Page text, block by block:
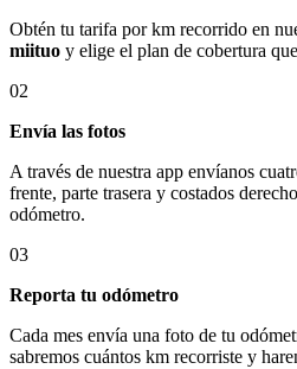
Obtén tu tarifa por km recorrido en
miituo y elige el plan de cobertura
02
Envía las fotos
A través de nuestra app envíanos
frente, parte trasera y costados
odómetro.
03
Reporta tu odómetro
Cada mes envía una foto de tu
sabremos cuántos km recorriste y